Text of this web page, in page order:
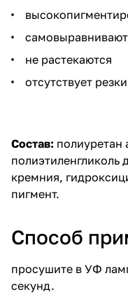
не растекаются
отсутствует
Состав: полиуретан
кремния,
пигмент.
Способ
просушите в УФ
секунд.